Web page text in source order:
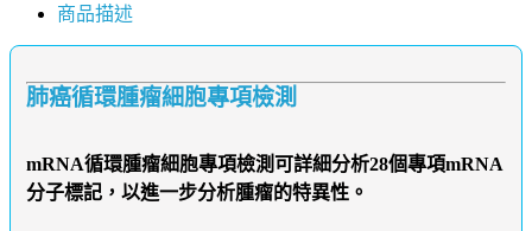
商品描述
肺癌循環腫瘤細胞專項檢測
mRNA循環腫瘤細胞專項檢測可詳細分析28個專項mRNA
分子標記，以進一步分析腫瘤的特異性。